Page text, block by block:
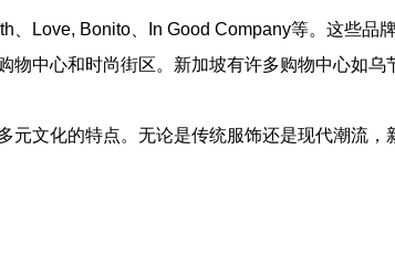
Love, Bonito、In Good Company等。这些品
物中心和时尚街区。新加坡有许多购物中心如
元文化的特点。无论是传统服饰还是现代潮流